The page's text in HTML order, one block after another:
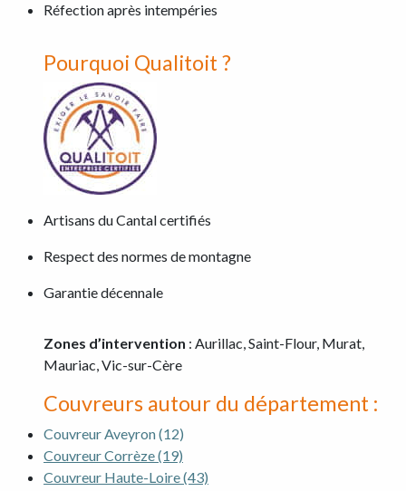
Réfection après intempéries
Pourquoi Qualitoit ?
Artisans du Cantal certifiés
Respect des normes de montagne
Garantie décennale
Zones d’intervention : Aurillac, Saint-Flour, Murat,
Mauriac, Vic-sur-Cère
Couvreurs autour du département :
Couvreur Aveyron (12)
Couvreur Corrèze (19)
Couvreur Haute-Loire (43)